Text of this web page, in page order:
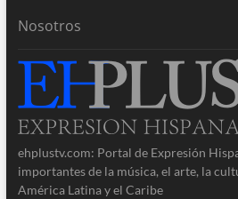
Nosotros
ehplustv.com: Portal de Expresión
importantes de la música, el arte, la
América Latina y el Caribe